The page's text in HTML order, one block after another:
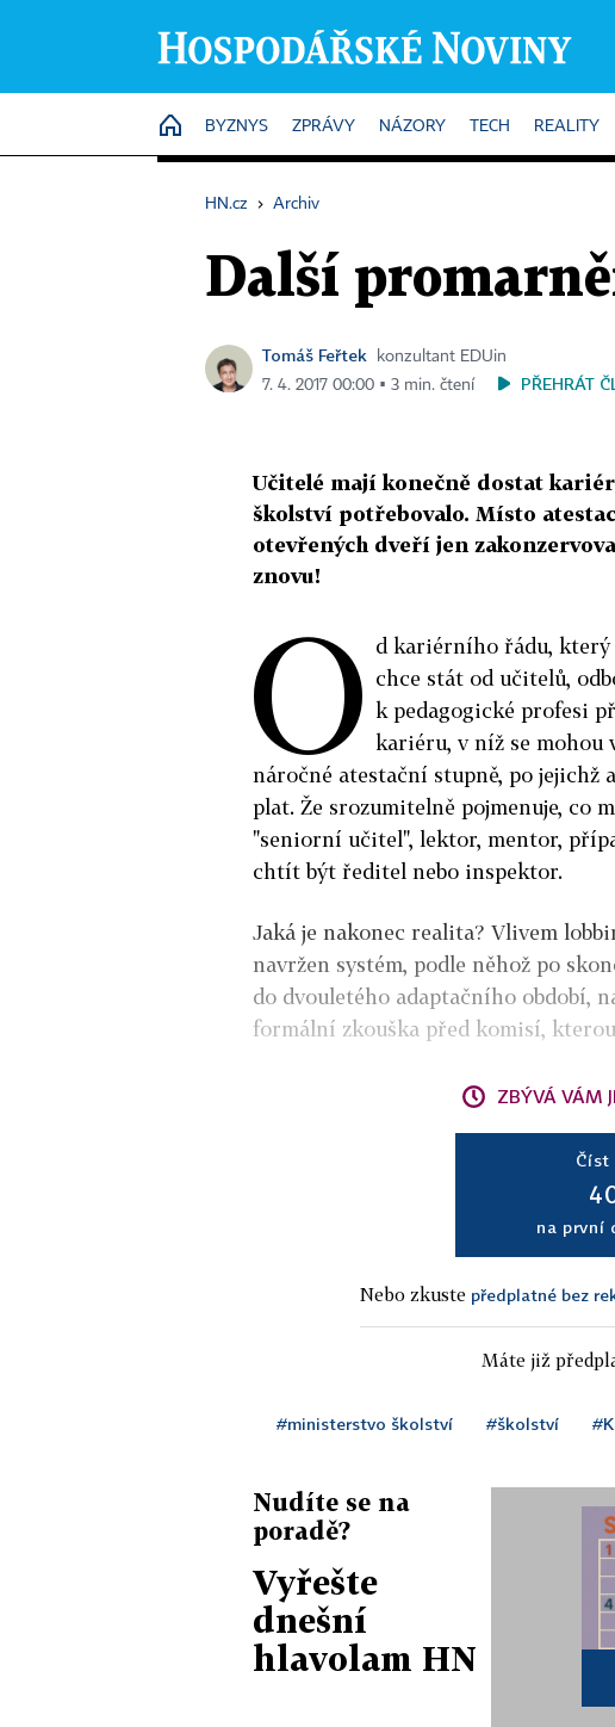
HOME
BYZNYS ZPRÁVY NÁZORY TECH REALITY
HN.cz › Archiv
Další
Tomáš Feřtek
konzultant EDUin
7. 4. 2017 00:00 ▪ 3 min. čtení
PŘEHRÁT
Učitelé mají konečně dostat
školství potřebovalo. Místo
otevřených dveří jen
znovu!
O d kariérního řádu, který
chce stát od učitelů,
k pedagogické profesi
kariéru, v níž se mohou
náročné atestační stupně, po jejichž
plat. Že srozumitelně pojmenuje, co
"seniorní učitel", lektor, mentor,
chtít být ředitel nebo inspektor.
Jaká je nakonec realita? Vlivem
navržen systém, podle něhož po
do dvouletého adaptačního období,
formální zkouška před komisí,
ZBÝVÁ VÁM
Číst
na první
Nebo zkuste předplatné bez
Máte již
#ministerstvo školství #školství
Nudíte se na
poradě?
Vyřešte
dnešní
hlavolam HN